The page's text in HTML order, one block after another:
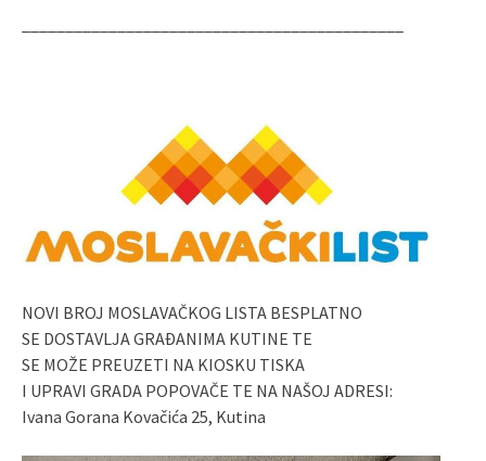
NOVI BROJ MOSLAVAČKOG LISTA BESPLATNO
SE DOSTAVLJA GRAĐANIMA KUTINE TE
SE MOŽE PREUZETI NA KIOSKU TISKA
I UPRAVI GRADA POPOVAČE TE NA NAŠOJ ADRESI:
Ivana Gorana Kovačića 25, Kutina